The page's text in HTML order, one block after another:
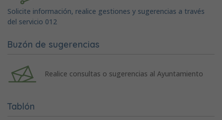
Solicite información, realice gestiones y sugerencias a través
del servicio 012
Buzón de sugerencias
Realice consultas o sugerencias al Ayuntamiento
Tablón